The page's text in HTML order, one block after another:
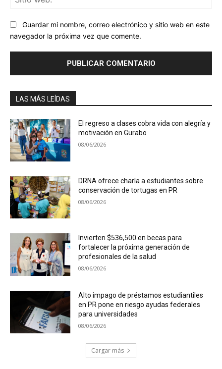
Guardar mi nombre, correo electrónico y sitio web en este
navegador la próxima vez que comente.
LAS MÁS LEÍDAS
El regreso a clases cobra vida con alegría y
motivación en Gurabo
08/06/2026
DRNA ofrece charla a estudiantes sobre
conservación de tortugas en PR
08/06/2026
Invierten $536,500 en becas para
fortalecer la próxima generación de
profesionales de la salud
08/06/2026
Alto impago de préstamos estudiantiles
en PR pone en riesgo ayudas federales
para universidades
08/06/2026
Cargar más